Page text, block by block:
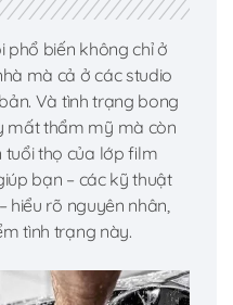
phổ biến không chỉ ở
mà cả ở các studio
Và tình trạng bong
mất thẩm mỹ mà còn
thọ của lớp film
bạn – các kỹ thuật
hiểu rõ nguyên nhân,
tình trạng này.